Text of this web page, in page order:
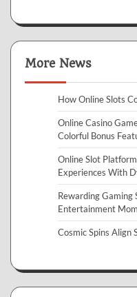
More News
How Online Slots
Online Casino
Colorful Bonus
Online Slot
Experiences With
Rewarding Gaming
Entertainment
Cosmic Spins Align